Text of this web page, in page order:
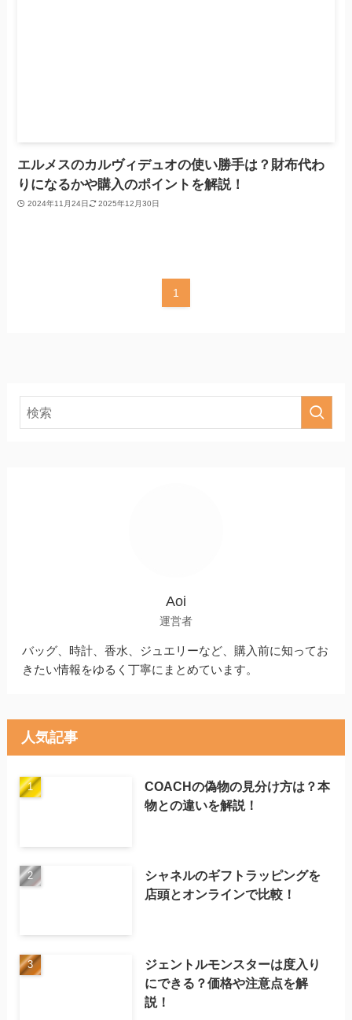
エルメスのカルヴィデュオの使い勝手は？財布代わ
りになるかや購入のポイントを解説！
2024年11月24日 2025年12月30日
1
Aoi
運営者
バッグ、時計、香水、ジュエリーなど、購入前に知ってお
きたい情報をゆるく丁寧にまとめています。
人気記事
COACHの偽物の見分け方は？本
物との違いを解説！
シャネルのギフトラッピングを
店頭とオンラインで比較！
ジェントルモンスターは度入り
にできる？価格や注意点を解
説！